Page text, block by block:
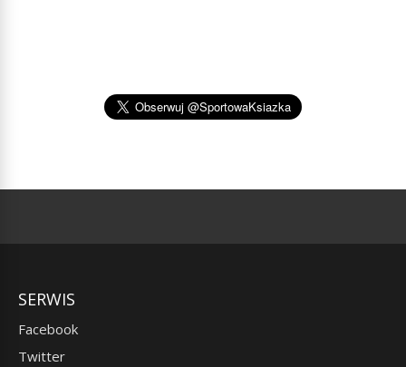
SERWIS
Facebook
Twitter